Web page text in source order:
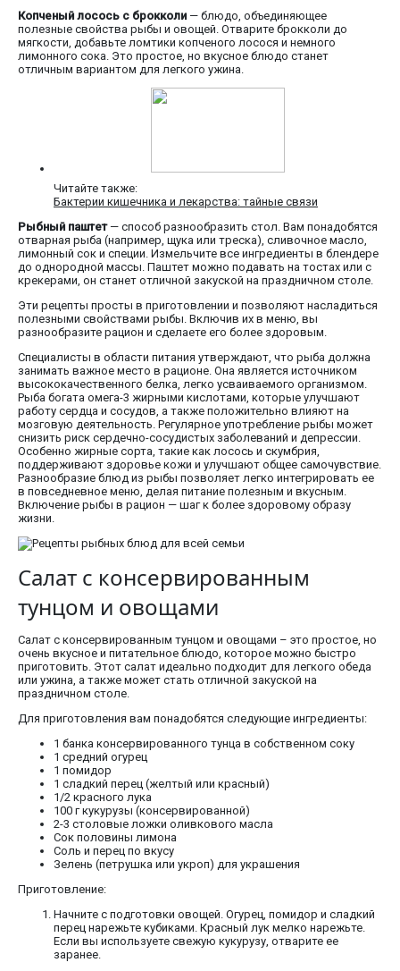
Копченый лосось с брокколи — блюдо, объединяющее
полезные свойства рыбы и овощей. Отварите брокколи до
мягкости, добавьте ломтики копченого лосося и немного
лимонного сока. Это простое, но вкусное блюдо станет
отличным вариантом для легкого ужина.
Читайте также:
Бактерии кишечника и лекарства: тайные связи
Рыбный паштет— способ разнообразить стол. Вам понадобятся
отварная рыба (например, щука или треска), сливочное масло,
лимонный сок и специи. Измельчите все ингредиенты в блендере
до однородной массы. Паштет можно подавать на тостах или с
крекерами, он станет отличной закуской на праздничном столе.
Эти рецепты просты в приготовлении и позволяют насладиться
полезными свойствами рыбы. Включив их в меню, вы
разнообразите рацион и сделаете его более здоровым.
Специалисты в области питания утверждают, что рыба должна
занимать важное место в рационе. Она является источником
высококачественного белка, легко усваиваемого организмом.
Рыба богата омега-3 жирными кислотами, которые улучшают
работу сердца и сосудов, а также положительно влияют на
мозговую деятельность. Регулярное употребление рыбы может
снизить риск сердечно-сосудистых заболеваний и депрессии.
Особенно жирные сорта, такие как лосось и скумбрия,
поддерживают здоровье кожи и улучшают общее самочувствие.
Разнообразие блюд из рыбы позволяет легко интегрировать ее
в повседневное меню, делая питание полезным и вкусным.
Включение рыбы в рацион — шаг к более здоровому образу
жизни.
Салат с консервированным
тунцом и овощами
Салат с консервированным тунцом и овощами – это простое, но
очень вкусное и питательное блюдо, которое можно быстро
приготовить. Этот салат идеально подходит для легкого обеда
или ужина, а также может стать отличной закуской на
праздничном столе.
Для приготовления вам понадобятся следующие ингредиенты:
1 банка консервированного тунца в собственном соку
1 средний огурец
1 помидор
1 сладкий перец (желтый или красный)
1/2 красного лука
100 г кукурузы (консервированной)
2-3 столовые ложки оливкового масла
Сок половины лимона
Соль и перец по вкусу
Зелень (петрушка или укроп) для украшения
Приготовление:
Начните с подготовки овощей. Огурец, помидор и сладкий
перец нарежьте кубиками. Красный лук мелко нарежьте.
Если вы используете свежую кукурузу, отварите ее
заранее.